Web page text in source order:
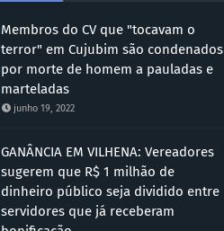
Membros do CV que "tocavam o
terror" em Cujubim são condenados
por morte de homem a pauladas e
marteladas
junho 19, 2022
GANÂNCIA EM VILHENA: Vereadores
sugerem que R$ 1 milhão de
dinheiro público seja dividido entre
servidores que já receberam